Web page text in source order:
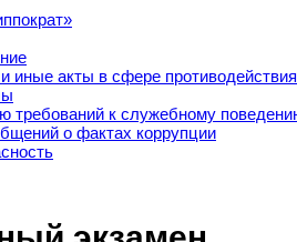
иные акты в сфере
требований к служебному
о фактах коррупции